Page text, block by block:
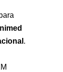
.